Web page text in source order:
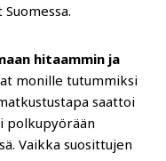
hitaammin ja
monille tutummiksi
saattoi
polkupyörään
Vaikka suosittujen